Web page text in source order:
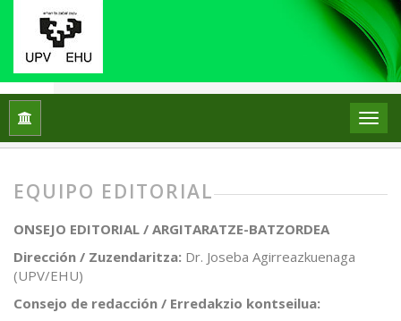
Inicio
EQUIPO EDITORIAL
ONSEJO EDITORIAL / ARGITARATZE-BATZORDEA
Dirección / Zuzendaritza: Dr. Joseba Agirreazkuenaga
(UPV/EHU)
Consejo de redacción / Erredakzio kontseilua: